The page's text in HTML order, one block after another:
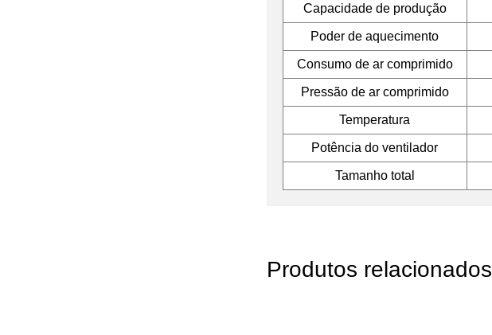
Capacidade de produção
Poder de aquecimento
Consumo de ar comprimido
Pressão de ar comprimido
Temperatura
Potência do ventilador
Tamanho total
Produtos relacionados